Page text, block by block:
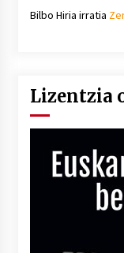
Bilbo Hiria irratia
Lizentzia